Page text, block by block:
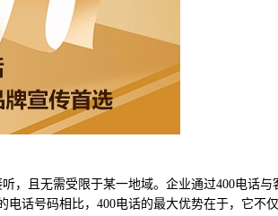
，且无需受限于某一地域。企业通过400电话与
话号码相比，400电话的最大优势在于，它不